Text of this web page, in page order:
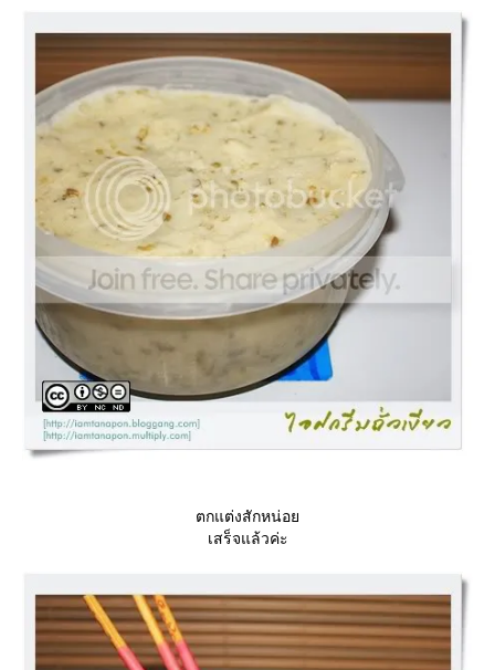
ตกแต่งสักหน่อ
เสร็จแล้วค่ะ